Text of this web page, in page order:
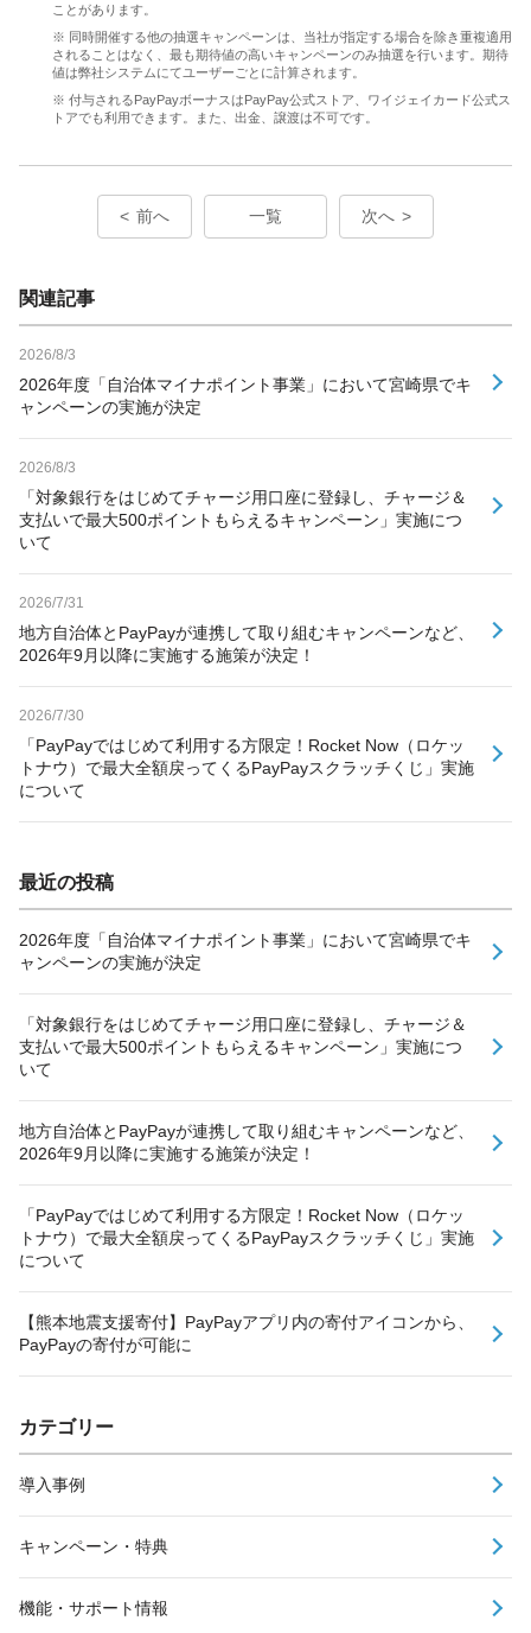
ことがあります。
※ 同時開催する他の抽選キャンペーンは、当社が指定する場合を除き重複適用
されることはなく、最も期待値の高いキャンペーンのみ抽選を行います。期待
値は弊社システムにてユーザーごとに計算されます。
※ 付与されるPayPayボーナスはPayPay公式ストア、ワイジェイカード公式ス
トアでも利用できます。また、出金、譲渡は不可です。
前へ 一覧 次へ
関連記事
2026/8/3
2026年度「自治体マイナポイント事業」において宮崎県でキ
ャンペーンの実施が決定
2026/8/3
「対象銀行をはじめてチャージ用口座に登録し、チャージ＆
支払いで最大500ポイントもらえるキャンペーン」実施につ
いて
2026/7/31
地方自治体とPayPayが連携して取り組むキャンペーンなど、
2026年9月以降に実施する施策が決定！
2026/7/30
「PayPayではじめて利用する方限定！Rocket Now（ロケッ
トナウ）で最大全額戻ってくるPayPayスクラッチくじ」実施
について
最近の投稿
2026年度「自治体マイナポイント事業」において宮崎県でキ
ャンペーンの実施が決定
「対象銀行をはじめてチャージ用口座に登録し、チャージ＆
支払いで最大500ポイントもらえるキャンペーン」実施につ
いて
地方自治体とPayPayが連携して取り組むキャンペーンなど、
2026年9月以降に実施する施策が決定！
「PayPayではじめて利用する方限定！Rocket Now（ロケッ
トナウ）で最大全額戻ってくるPayPayスクラッチくじ」実施
について
【熊本地震支援寄付】PayPayアプリ内の寄付アイコンから、
PayPayの寄付が可能に
カテゴリー
導入事例
キャンペーン・特典
機能・サポート情報